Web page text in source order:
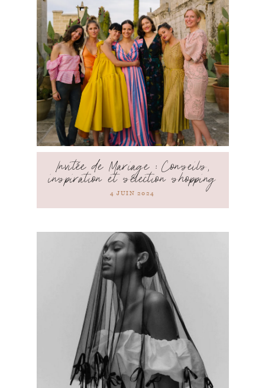
Invitée de Mariage : Conseils,
inspiration et sélection shopping
4 JUIN 2024